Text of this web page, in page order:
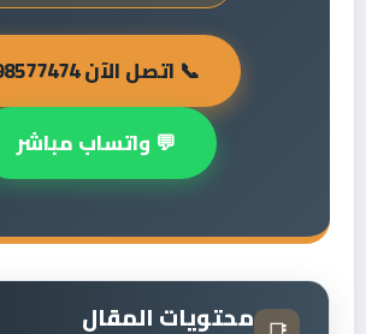
📞 اتصل الآن 98577474
💬 واتساب مباشر
محتويات المقال